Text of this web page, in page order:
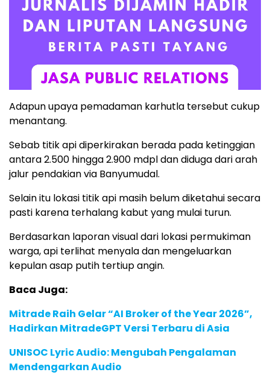
Adapun upaya pemadaman karhutla tersebut cukup
menantang.
Sebab titik api diperkirakan berada pada ketinggian
antara 2.500 hingga 2.900 mdpl dan diduga dari arah
jalur pendakian via Banyumudal.
Selain itu lokasi titik api masih belum diketahui secara
pasti karena terhalang kabut yang mulai turun.
Berdasarkan laporan visual dari lokasi permukiman
warga, api terlihat menyala dan mengeluarkan
kepulan asap putih tertiup angin.
Baca Juga:
Mitrade Raih Gelar “AI Broker of the Year 2026”,
Hadirkan MitradeGPT Versi Terbaru di Asia
UNISOC Lyric Audio: Mengubah Pengalaman
Mendengarkan Audio